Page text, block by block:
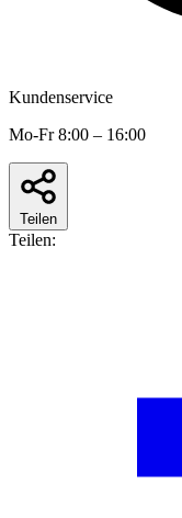
Kundenservice
Mo-Fr 8:00 – 16:00
Teilen
Teilen: